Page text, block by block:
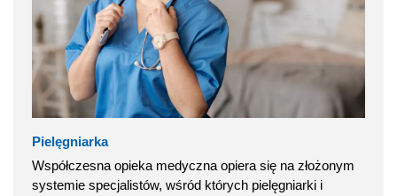
Pielęgniarka
Współczesna opieka medyczna opiera się na złożonym
systemie specjalistów, wśród których pielęgniarki i